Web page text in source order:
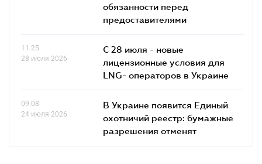
обязанности перед
предоставителями
11.25
28 июля 2026
С 28 июля - новые
лицензионные условия для
LNG- операторов в Украине
09.08
24 июля 2026
В Украине появится Единый
охотничий реестр: бумажные
разрешения отменят